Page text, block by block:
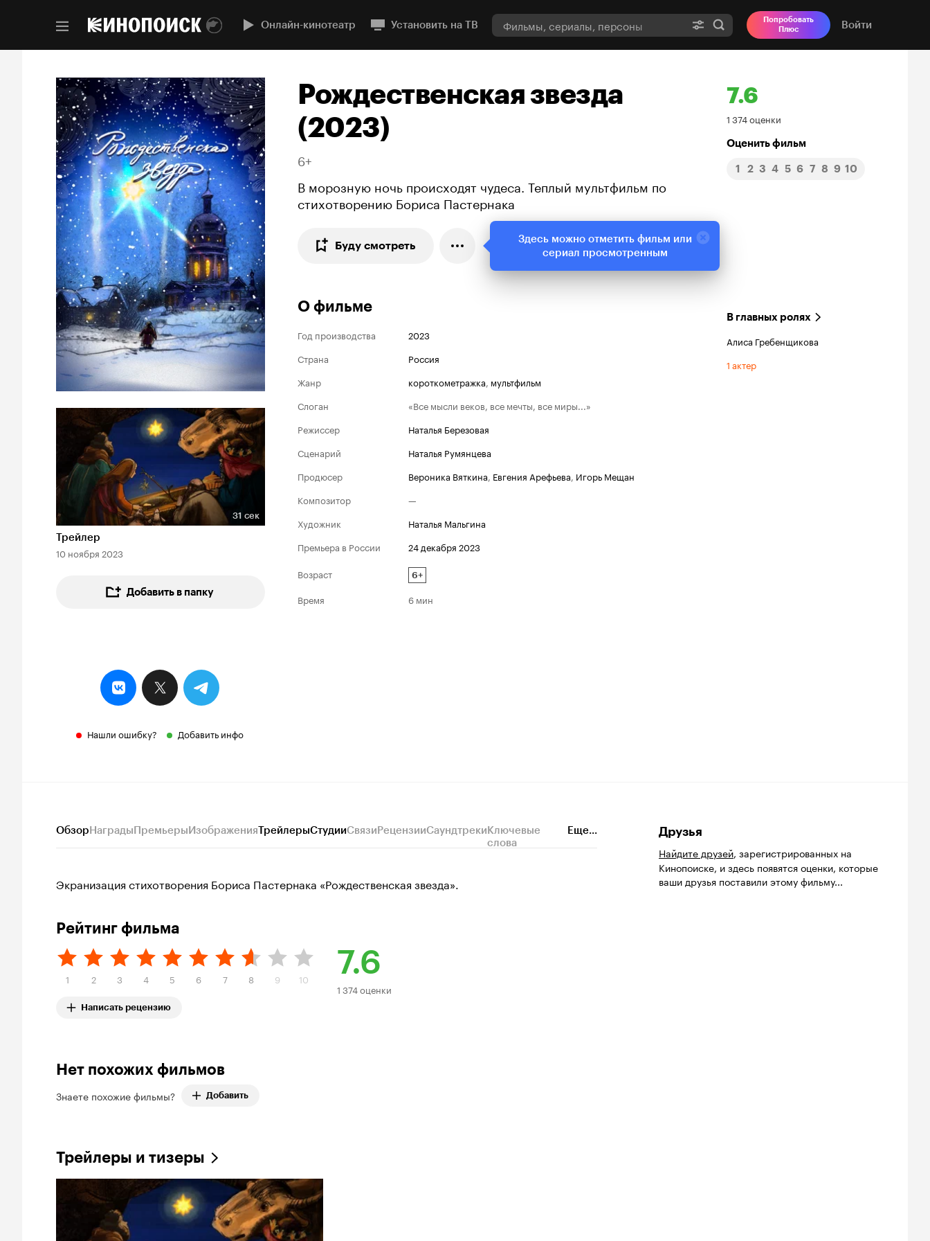
Онлайн-кинотеатр Установить на ТВ
Попробовать
Плюс
Войти
Длительность 31 сек
31 сек
Трейлер
10 ноября 2023
Добавить в папку
Нашли ошибку? Добавить инфо
Рождественская звезда
(2023)
6+
В морозную ночь происходят чудеса. Теплый мультфильм по
стихотворению Бориса Пастернака
Буду смотреть
7.6
Рейтинг
Кинопоиска
7.6
1 374 оценки
Оценить фильм
1 2 3 4 5 6 7 8 9 10
О фильме
Год производства
2023
Страна
Россия
Жанр
короткометражка, мультфильм
Слоган
«Все мысли веков, все мечты, все миры...»
Режиссер
Наталья Березовая
Сценарий
Наталья Румянцева
Продюсер
Вероника Вяткина, Евгения Арефьева, Игорь Мещан
Композитор
—
Художник
Наталья Мальгина
Премьера в России
24 декабря 2023
Возраст
6+
Время 6 мин
В главных ролях
Алиса Гребенщикова
1 актер
ОбзорНаградыПремьерыИзображенияТрейлерыСтудииСвязиРецензииСаундтрекиКлючевые
слова
Еще...
Экранизация стихотворения Бориса Пастернака «Рождественская звезда».
Рейтинг фильма
1 2 3 4 5 6 7 8 9 10
Написать рецензию
7.6
Рейтинг
1 374 оценки
Нет похожих фильмов
Знаете похожие фильмы? Добавить
Трейлеры и тизеры
Друзья
Найдите друзей, зарегистрированных на
Кинопоиске, и здесь появятся оценки, которые
ваши друзья поставили этому фильму...
Здесь можно отметить фильм или
сериал просмотренным